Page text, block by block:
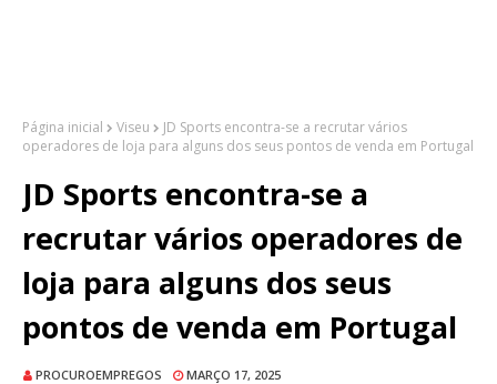
Página inicial Viseu
JD Sports encontra-se a recrutar vários
operadores de loja para alguns dos seus pontos de venda em Portugal
JD Sports encontra-se a
recrutar vários operadores de
loja para alguns dos seus
pontos de venda em Portugal
PROCUROEMPREGOS MARÇO 17, 2025